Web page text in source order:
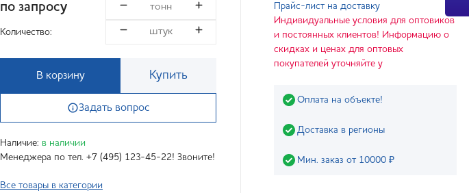
по запросу
Количество:
В корзину Купить
Задать вопрос
Наличие: в наличии
Менеджера по тел. +7 (495) 123-45-22! Звоните!
Все товары в категории
Прайс-лист на доставку
Индивидуальные условия для оптовиков
и постоянных клиентов! Информацию о
скидках и ценах для оптовых
покупателей уточняйте у
Оплата на объекте!
Доставка в регионы
Мин. заказ от 10000 ₽